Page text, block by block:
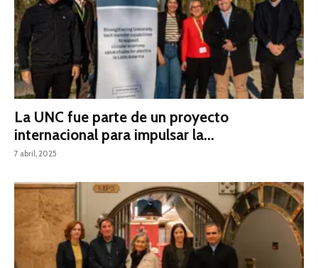
La UNC fue parte de un proyecto
internacional para impulsar la...
7 abril, 2025